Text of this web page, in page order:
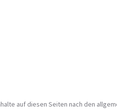
auf diesen Seiten nach den